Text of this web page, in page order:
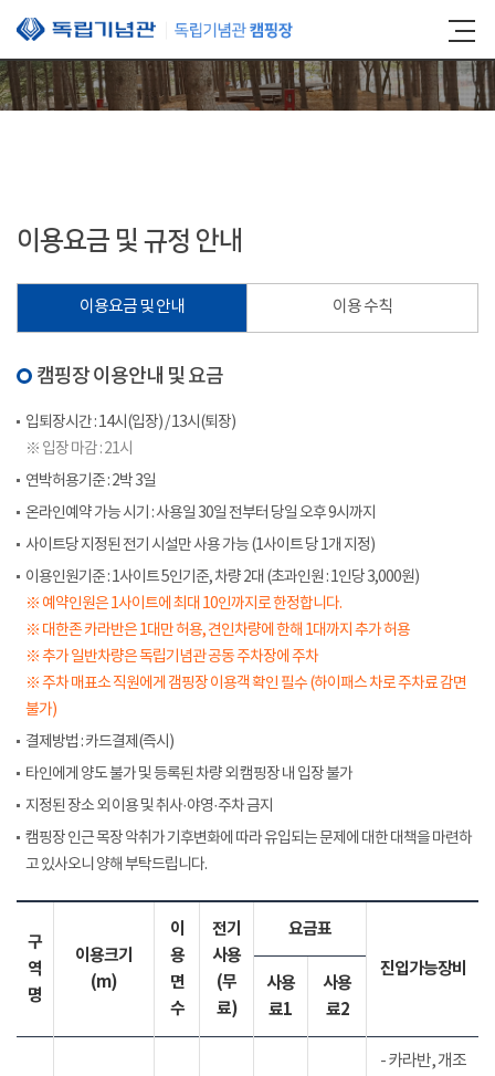
본문 바로가기
이용요금 및 규정 안내
이용요금 및 안내 이용 수칙
캠핑장 이용안내 및 요금
입퇴장시간 : 14시(입장) / 13시(퇴장)
※ 입장 마감 : 21시
연박허용기준 : 2박 3일
온라인예약 가능 시기 : 사용일 30일 전부터 당일 오후 9시까지
사이트당 지정된 전기 시설만 사용 가능 (1사이트 당 1개 지정)
이용인원기준 : 1사이트 5인기준, 차량 2대 (초과인원 : 1인당 3,000원)
※ 예약인원은 1사이트에 최대 10인까지로 한정합니다.
※ 대한존 카라반은 1대만 허용, 견인차량에 한해 1대까지 추가 허용
※ 추가 일반차량은 독립기념관 공동 주차장에 주차
※ 주차 매표소 직원에게 갬핑장 이용객 확인 필수 (하이패스 차로 주차료 감면
불가)
결제방법 : 카드결제(즉시)
타인에게 양도 불가 및 등록된 차량 외 캠핑장 내 입장 불가
지정된 장소 외 이용 및 취사·야영·주차 금지
캠핑장 인근 목장 악취가 기후변화에 따라 유입되는 문제에 대한 대책을 마련하
고 있사오니 양해 부탁드립니다.
구
역
명
이용크기
(m)
이
용
면
수
전기
사용
(무
료)
요금표
진입가능장비
사용
료1
사용
료2
- 카라반, 개조